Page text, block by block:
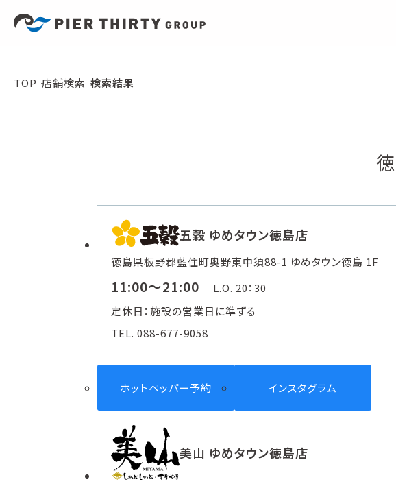
TOP 店舗検索 検索結果
五穀 ゆめタウン徳島店
徳島県板野郡藍住町奥野東中須88-1 ゆめタウン徳島 1F
11:00～21:00
L.O. 20：30
定休日：施設の営業日に準ずる
TEL. 088-677-9058
ホットペッパー予約 インスタグラム
美山 ゆめタウン徳島店